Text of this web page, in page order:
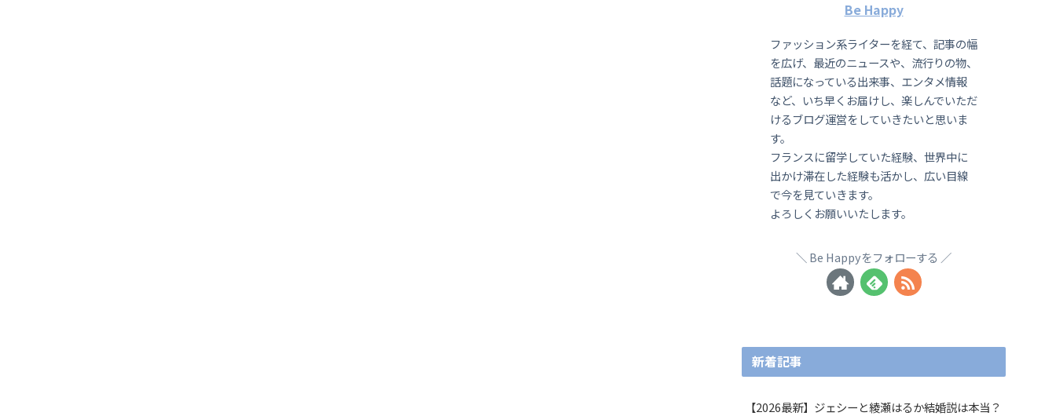
Be Happy
ファッション系ライターを経て、記事の幅
を広げ、最近のニュースや、流行りの物、
話題になっている出来事、エンタメ情報
など、いち早くお届けし、楽しんでいただ
けるブログ運営をしていきたいと思いま
す。
フランスに留学していた経験、世界中に
出かけ滞在した経験も活かし、広い目線
で今を見ていきます。
よろしくお願いいたします。
Be Happyをフォローする
新着記事
【2026最新】ジェシーと綾瀬はるか結婚説は本当？